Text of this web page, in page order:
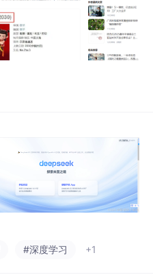
#深度学习 +1